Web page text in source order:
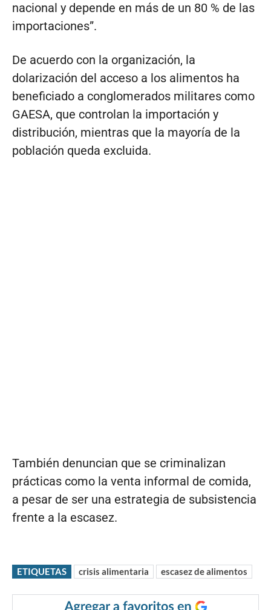
nacional y depende en más de un 80 % de las
importaciones”.
De acuerdo con la organización, la
dolarización del acceso a los alimentos ha
beneficiado a conglomerados militares como
GAESA, que controlan la importación y
distribución, mientras que la mayoría de la
población queda excluida.
También denuncian que se criminalizan
prácticas como la venta informal de comida,
a pesar de ser una estrategia de subsistencia
frente a la escasez.
ETIQUETAS crisis alimentaria escasez de alimentos